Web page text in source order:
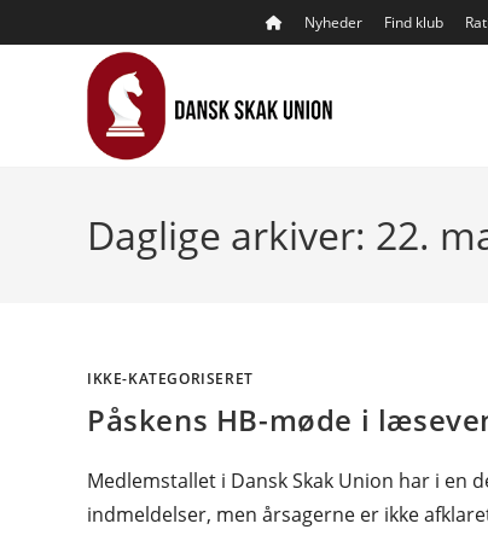
to
Nyheder Find klub
Daglige arkiver: 22.
IKKE-KATEGORISERET
Påskens HB-møde i
Medlemstallet i Dansk Skak Union har i en
indmeldelser, men årsagerne er ikke